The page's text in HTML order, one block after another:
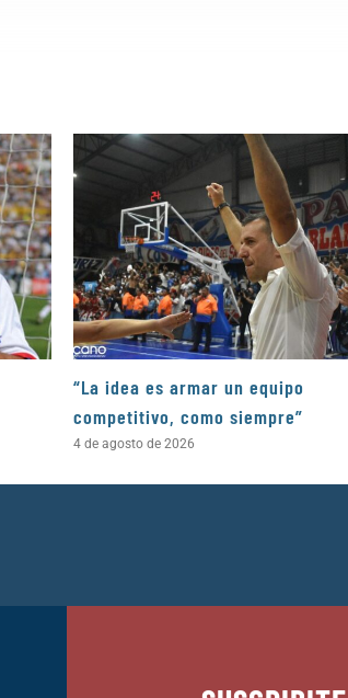
“La idea es armar un equipo
competitivo, como siempre”
4 de agosto de 2026